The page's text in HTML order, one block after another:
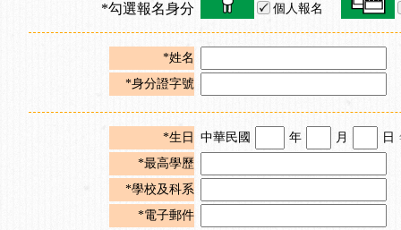
*勾選報名身分 個人報名
*姓名
*身分證字號
*生日 中華民國 年 月 日
*最高學歷
*學校及科系
*電子郵件